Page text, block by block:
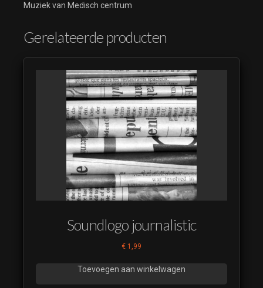
Muziek van Medisch centrum
Gerelateerde producten
Soundlogo journalistic
€ 1,99
Toevoegen aan winkelwagen